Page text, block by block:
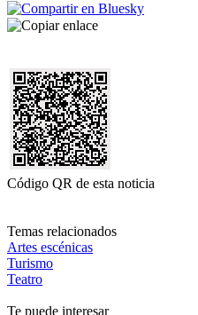
Código QR de esta noticia
Temas relacionados
Artes escénicas
Turismo
Teatro
Te puede interesar